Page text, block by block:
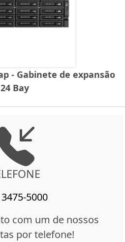
- Gabinete de expansão
24 Bay
5000
com um de nossos
por telefone!